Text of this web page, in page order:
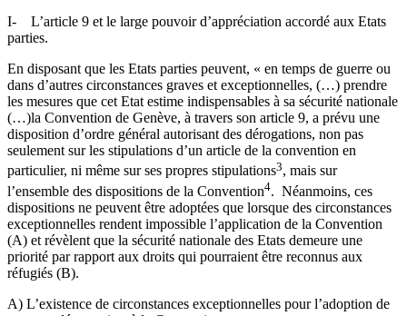
I- L’article 9 et le large pouvoir d’appréciation accordé aux Etats
parties.
En disposant que les Etats parties peuvent, « en temps de guerre ou
dans d’autres circonstances graves et exceptionnelles, (…) prendre
les mesures que cet Etat estime indispensables à sa sécurité nationale
(…)la Convention de Genève, à travers son article 9, a prévu une
disposition d’ordre général autorisant des dérogations, non pas
seulement sur les stipulations d’un article de la convention en
particulier, ni même sur ses propres stipulations3, mais sur
l’ensemble des dispositions de la Convention4. Néanmoins, ces
dispositions ne peuvent être adoptées que lorsque des circonstances
exceptionnelles rendent impossible l’application de la Convention
(A) et révèlent que la sécurité nationale des Etats demeure une
priorité par rapport aux droits qui pourraient être reconnus aux
réfugiés (B).
A) L’existence de circonstances exceptionnelles pour l’adoption de